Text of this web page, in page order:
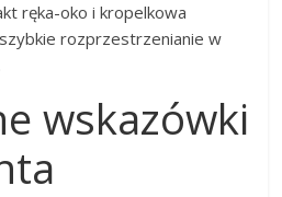
ręka-oko i kropelkowa
rozprzestrzenianie w
wskazówki